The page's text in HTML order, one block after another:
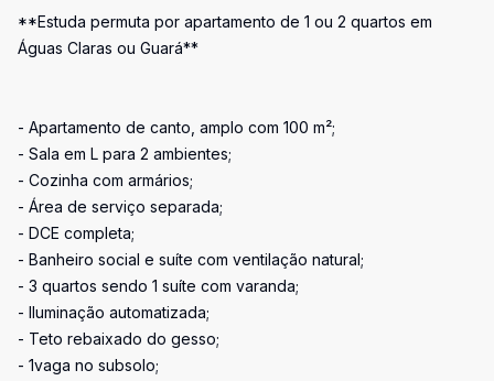
**Estuda permuta por apartamento de 1 ou 2 quartos em
Águas Claras ou Guará**
- Apartamento de canto, amplo com 100 m²;
- Sala em L para 2 ambientes;
- Cozinha com armários;
- Área de serviço separada;
- DCE completa;
- Banheiro social e suíte com ventilação natural;
- 3 quartos sendo 1 suíte com varanda;
- Iluminação automatizada;
- Teto rebaixado do gesso;
- 1vaga no subsolo;